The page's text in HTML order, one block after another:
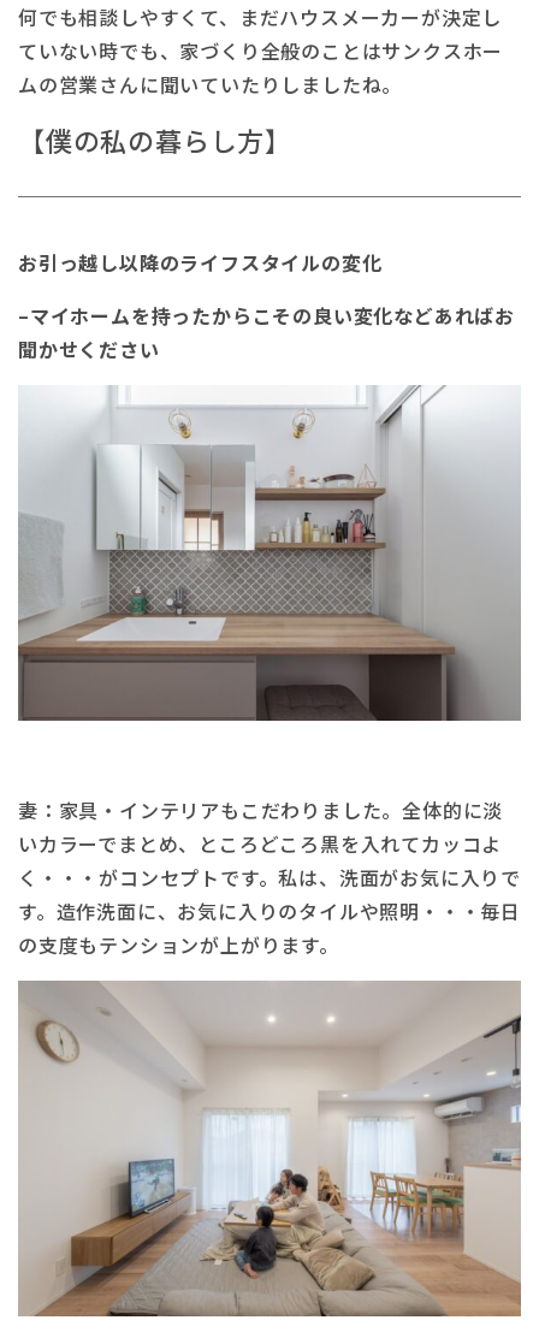
何でも相談しやすくて、まだハウスメーカーが決定し
ていない時でも、家づくり全般のことはサンクスホー
ムの営業さんに聞いていたりしましたね。
【僕の私の暮らし方】
お引っ越し以降のライフスタイルの変化
–マイホームを持ったからこその良い変化などあればお
聞かせください
妻：家具・インテリアもこだわりました。全体的に淡
いカラーでまとめ、ところどころ黒を入れてカッコよ
く・・・がコンセプトです。私は、洗面がお気に入りで
す。造作洗面に、お気に入りのタイルや照明・・・毎日
の支度もテンションが上がります。